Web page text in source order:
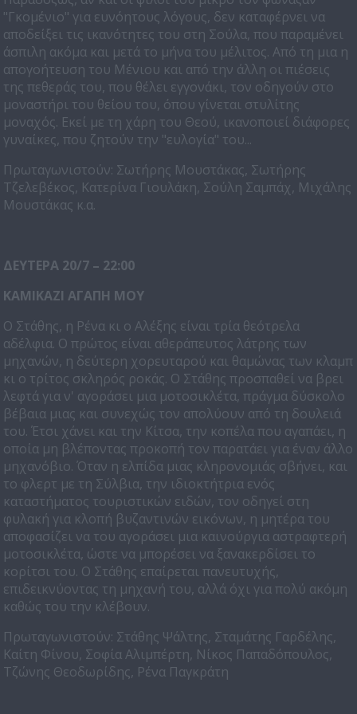
"Γκομένιο" για ευνόητους λόγους, δεν καταφέρνει να
αποδείξει τις ικανότητες του στη Σούλα, που παραμένει
άσπιλη ακόμα και μετά το μήνα του μέλιτος. Από τη μια η
απογοήτευση του Μένιου και από την άλλη οι πιέσεις
της πεθεράς του, που θέλει εγγονάκι, τον οδηγούν στο
μοναστήρι του θείου του, όπου γίνεται στυλίτης
μοναχός. Εκεί με τη χάρη του Θεού, ικανοποιεί διάφορες
γυναίκες, που ζητούν την "ευλογία" του...
Πρωταγωνιστούν: Σωτήρης Μουστάκας, Σωτήρης
Τζελεβέκος, Κατερίνα Γιουλάκη, Σούλη Σαμπάχ, Μιχάλης
Μουστάκας κ.α.
ΔΕΥΤΕΡΑ 20/7 – 22:00
ΚΑΜΙΚΑΖΙ ΑΓΑΠΗ ΜΟΥ
Ο Στάθης, η Ρένα κι ο Αλέξης είναι τρία θεότρελα
αδέλφια. Ο πρώτος είναι αθεράπευτος λάτρης των
μηχανών, η δεύτερη χορευταρού και θαμώνας των κλαμπ
κι ο τρίτος σκληρός ροκάς. Ο Στάθης προσπαθεί να βρει
λεφτά για ν' αγοράσει μια μοτοσικλέτα, πράγμα δύσκολο
βέβαια μιας και συνεχώς τον απολύουν από τη δουλειά
του. Έτσι χάνει και την Κίτσα, την κοπέλα που αγαπάει, η
οποία μη βλέποντας προκοπή τον παρατάει για έναν άλλο
μηχανόβιο. Όταν η ελπίδα μιας κληρονομιάς σβήνει, και
το φλερτ με τη Σύλβια, την ιδιοκτήτρια ενός
καταστήματος τουριστικών ειδών, τον οδηγεί στη
φυλακή για κλοπή βυζαντινών εικόνων, η μητέρα του
αποφασίζει να του αγοράσει μια καινούργια αστραφτερή
μοτοσικλέτα, ώστε να μπορέσει να ξανακερδίσει το
κορίτσι του. Ο Στάθης επαίρεται πανευτυχής,
επιδεικνύοντας τη μηχανή του, αλλά όχι για πολύ ακόμη
καθώς του την κλέβουν.
Πρωταγωνιστούν: Στάθης Ψάλτης, Σταμάτης Γαρδέλης,
Καίτη Φίνου, Σοφία Αλιμπέρτη, Νίκος Παπαδόπουλος,
Τζώνης Θεοδωρίδης, Ρένα Παγκράτη